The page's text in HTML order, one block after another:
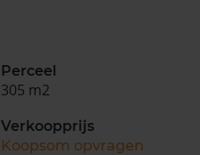
Perceel
305 m2
Verkoopprijs
Koopsom opvragen